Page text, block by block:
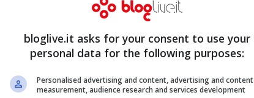
di persone qualsiasi.
che un po’ vip lo sono, ecco che
esempio, il nome di
della D’Urso, pare sia piuttosto certo;
bloglive.it asks for your consent to use your
personal data for the following purposes:
Personalised advertising and content, advertising and content
measurement, audience research and services development